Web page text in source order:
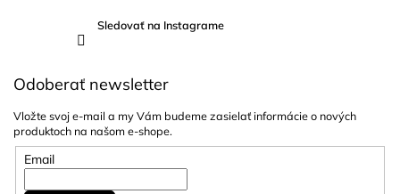
Sledovať na Instagrame
Odoberať newsletter
Vložte svoj e-mail a my Vám budeme zasielať informácie o nových
produktoch na našom e-shope.
Email